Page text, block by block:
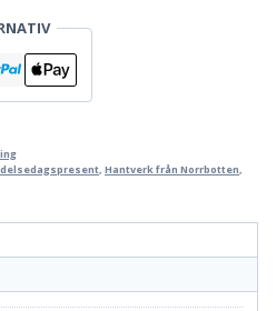
, Hantverk från Norrbotten,